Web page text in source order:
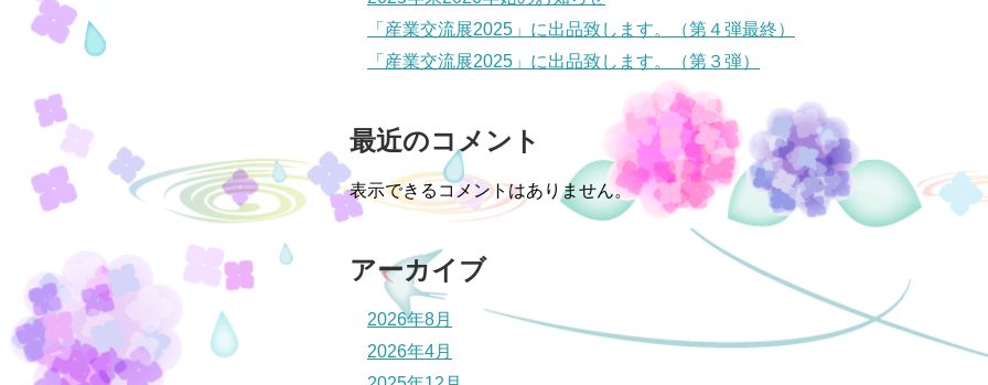
「産業交流展2025」に出品致します。（第４弾最終）
「産業交流展2025」に出品致します。（第３弾）
最近のコメント
表示できるコメントはありません。
アーカイブ
2026年8月
2026年4月